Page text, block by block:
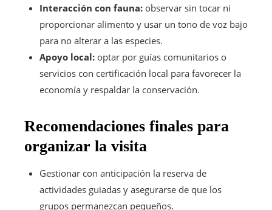
Interacción con fauna: observar sin tocar ni
proporcionar alimento y usar un tono de voz bajo
para no alterar a las especies.
Apoyo local: optar por guías comunitarios o
servicios con certificación local para favorecer la
economía y respaldar la conservación.
Recomendaciones finales para
organizar la visita
Gestionar con anticipación la reserva de
actividades guiadas y asegurarse de que los
grupos permanezcan pequeños.